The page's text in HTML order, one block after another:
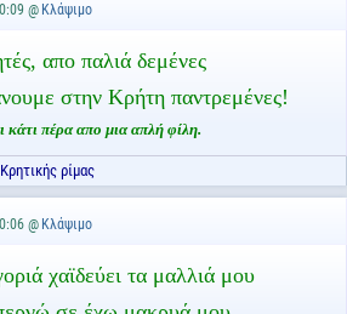
@ Κλάψιμο
απο παλιά δεμένες
στην Κρήτη παντρεμένες!
κάτι πέρα απο μια απλή φίλη.
ρίμας
@ Κλάψιμο
χαϊδεύει τα μαλλιά μου